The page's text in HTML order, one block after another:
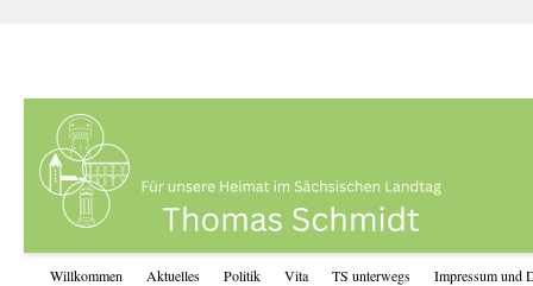
Willkommen Aktuelles Politik Vita TS unterwegs Impressum und